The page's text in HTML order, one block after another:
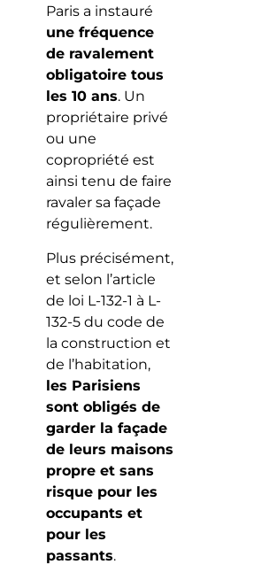
Paris a instauré
une fréquence
de ravalement
obligatoire tous
les 10 ans. Un
propriétaire privé
ou une
copropriété est
ainsi tenu de faire
ravaler sa façade
régulièrement.
Plus précisément,
et selon l’article
de loi L-132-1 à L-
132-5 du code de
la construction et
de l’habitation,
les Parisiens
sont obligés de
garder la façade
de leurs maisons
propre et sans
risque pour les
occupants et
pour les
passants.